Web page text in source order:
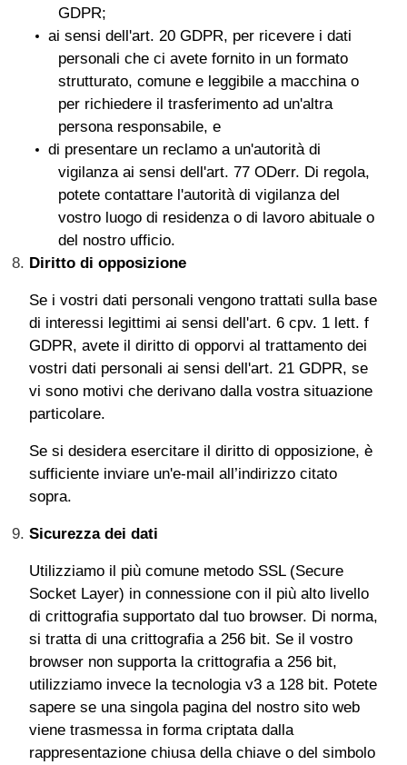
GDPR;
ai sensi dell'art. 20 GDPR, per ricevere i dati
personali che ci avete fornito in un formato
strutturato, comune e leggibile a macchina o
per richiedere il trasferimento ad un'altra
persona responsabile, e
di presentare un reclamo a un'autorità di
vigilanza ai sensi dell'art. 77 ODerr. Di regola,
potete contattare l'autorità di vigilanza del
vostro luogo di residenza o di lavoro abituale o
del nostro ufficio.
Diritto di opposizione
Se i vostri dati personali vengono trattati sulla base
di interessi legittimi ai sensi dell'art. 6 cpv. 1 lett. f
GDPR, avete il diritto di opporvi al trattamento dei
vostri dati personali ai sensi dell'art. 21 GDPR, se
vi sono motivi che derivano dalla vostra situazione
particolare.
Se si desidera esercitare il diritto di opposizione, è
sufficiente inviare un'e-mail all’indirizzo citato
sopra.
Sicurezza dei dati
Utilizziamo il più comune metodo SSL (Secure
Socket Layer) in connessione con il più alto livello
di crittografia supportato dal tuo browser. Di norma,
si tratta di una crittografia a 256 bit. Se il vostro
browser non supporta la crittografia a 256 bit,
utilizziamo invece la tecnologia v3 a 128 bit. Potete
sapere se una singola pagina del nostro sito web
viene trasmessa in forma criptata dalla
rappresentazione chiusa della chiave o del simbolo